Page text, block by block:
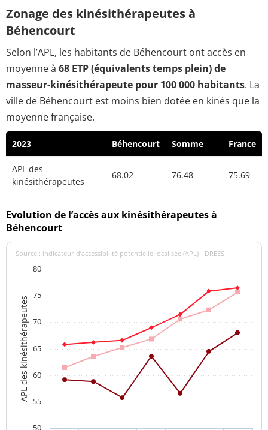
Zonage des kinésithérapeutes à
Béhencourt
Selon l’APL, les habitants de Béhencourt ont accès en
moyenne à 68 ETP (équivalents temps plein) de
masseur-kinésithérapeute pour 100 000 habitants. La
ville de Béhencourt est moins bien dotée en kinés que la
moyenne française.
2023 Béhencourt Somme France
APL des
kinésithérapeutes
68.02 76.48 75.69
Evolution de l’accès aux kinésithérapeutes à
Béhencourt
APL des kinésithérapeutes
Source : indicateur d’accessibilité potentielle localisée (APL) - DREES
50
55
60
65
70
75
80